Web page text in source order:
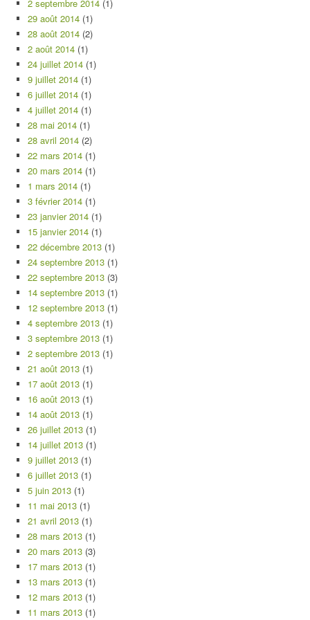
2 septembre 2014 (1)
29 août 2014 (1)
28 août 2014 (2)
2 août 2014 (1)
24 juillet 2014 (1)
9 juillet 2014 (1)
6 juillet 2014 (1)
4 juillet 2014 (1)
28 mai 2014 (1)
28 avril 2014 (2)
22 mars 2014 (1)
20 mars 2014 (1)
1 mars 2014 (1)
3 février 2014 (1)
23 janvier 2014 (1)
15 janvier 2014 (1)
22 décembre 2013 (1)
24 septembre 2013 (1)
22 septembre 2013 (3)
14 septembre 2013 (1)
12 septembre 2013 (1)
4 septembre 2013 (1)
3 septembre 2013 (1)
2 septembre 2013 (1)
21 août 2013 (1)
17 août 2013 (1)
16 août 2013 (1)
14 août 2013 (1)
26 juillet 2013 (1)
14 juillet 2013 (1)
9 juillet 2013 (1)
6 juillet 2013 (1)
5 juin 2013 (1)
11 mai 2013 (1)
21 avril 2013 (1)
28 mars 2013 (1)
20 mars 2013 (3)
17 mars 2013 (1)
13 mars 2013 (1)
12 mars 2013 (1)
11 mars 2013 (1)